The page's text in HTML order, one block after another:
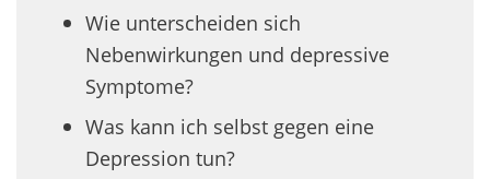
Wie unterscheiden sich
Nebenwirkungen und depressive
Symptome?
Was kann ich selbst gegen eine
Depression tun?